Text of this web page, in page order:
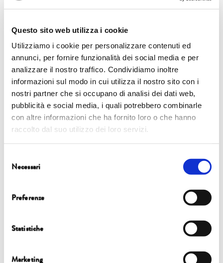
Questo sito web utilizza i cookie
Utilizziamo i cookie per personalizzare contenuti ed
annunci, per fornire funzionalità dei social media e per
analizzare il nostro traffico. Condividiamo inoltre
informazioni sul modo in cui utilizza il nostro sito con i
nostri partner che si occupano di analisi dei dati web,
pubblicità e social media, i quali potrebbero combinarle
con altre informazioni che ha fornito loro o che hanno
raccolto dal suo utilizzo dei loro servizi.
delNecessari
Preferenze
Statistiche
Marketing
4 ott | MARZANO
READ MORE
CHIESA DI SAN FRANCESCO
4 ott | GIORDANO
READ MORE
CHIESA DI SAN FRANCESCO